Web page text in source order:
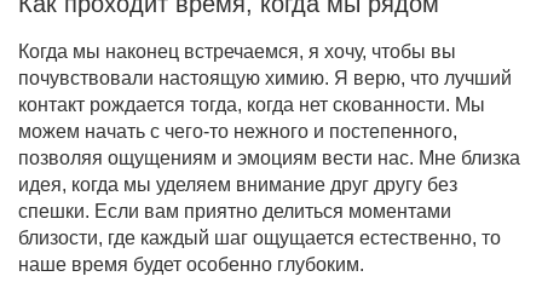
Когда мы наконец встречаемся, я хочу, чтобы вы
почувствовали настоящую химию. Я верю, что лучший
контакт рождается тогда, когда нет скованности. Мы
можем начать с чего-то нежного и постепенного,
позволяя ощущениям и эмоциям вести нас. Мне близка
идея, когда мы уделяем внимание друг другу без
спешки. Если вам приятно делиться моментами
близости, где каждый шаг ощущается естественно, то
наше время будет особенно глубоким.